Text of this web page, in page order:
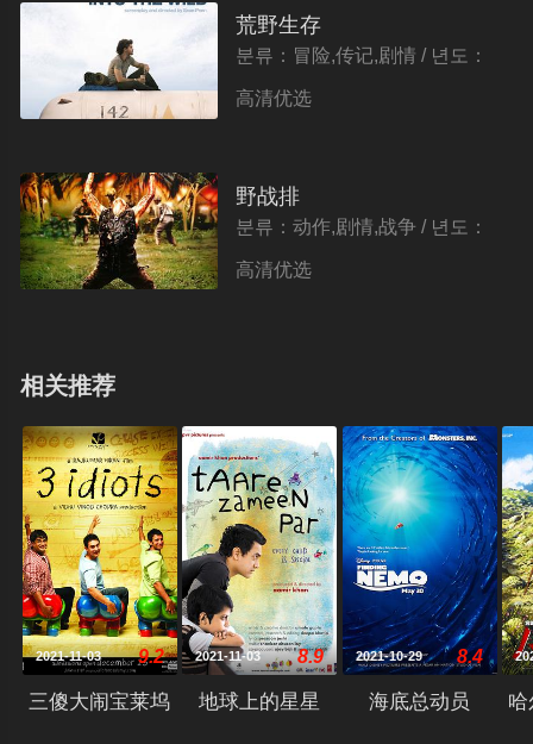
荒野生存
분류：冒险,传记,剧情 / 년도：
2007
高清优选
野战排
분류：动作,剧情,战争 / 년도：
1986
高清优选
相关推荐
2021-11-03 9.2
三傻大闹宝莱坞
2021-11-03 8.9
地球上的星星
2021-10-29 8.4
海底总动员